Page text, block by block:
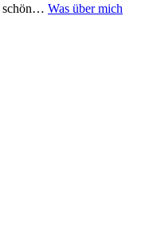
schön… Was über mich